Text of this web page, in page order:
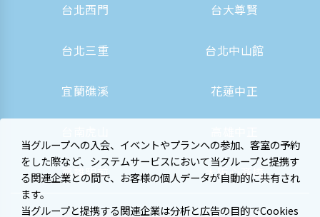
台北西門 台大尊賢
台北三重 台北中山館
宜蘭礁溪 花蓮中正
高雄駅前 大阪心斎橋
当グループへの入会、イベントやプランへの参加、客室の予約
をした際など、システムサービスにおいて当グループと提携す
る関連企業との間で、お客様の個人データが自動的に共有され
ます。
当グループと提携する関連企業は分析と広告の目的でCookies